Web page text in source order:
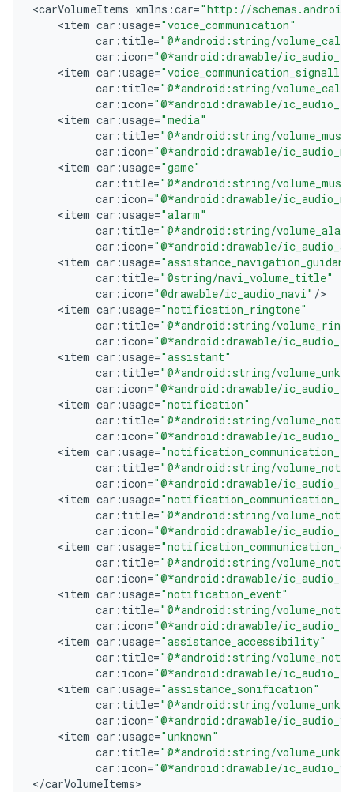
<carVolumeItems xmlns :car="http://
<item car :usage="voice_communication"
car : title="@*android:string/volume_call"
car : icon="@*android:drawable/
<item car :usage=
car : title="@*android:string/volume_call"
car : icon="@*android:drawable/
<item car :usage="media"
car : title="@*android:string/
car : icon="@*android:drawable/
<item car :usage="game"
car : title="@*android:string/
car : icon="@*android:drawable/
<item car :usage="alarm"
car : title="@*android:string/
car : icon="@*android:drawable/
<item car :usage=
car : title="@string/navi_volume_title"
car : icon="@drawable/ic_audio_navi" /
<item car :usage="notification_ringtone"
car : title="@*android:string/
car : icon="@*android:drawable/
<item car :usage="assistant"
car : title="@*android:string/
car : icon="@*android:drawable/
<item car :usage="notification"
car : title="@*android:string/
car : icon="@*android:drawable/
<item car :usage=
car : title="@*android:string/
car : icon="@*android:drawable/
<item car :usage=
car : title="@*android:string/
car : icon="@*android:drawable/
<item car :usage=
car : title="@*android:string/
car : icon="@*android:drawable/
<item car :usage="notification_event"
car : title="@*android:string/
car : icon="@*android:drawable/
<item car :usage="assistance_accessibility"
car : title="@*android:string/
car : icon="@*android:drawable/
<item car :usage="assistance_sonification"
car : title="@*android:string/
car : icon="@*android:drawable/
<item car :usage="unknown"
car : title="@*android:string/
car : icon="@*android:drawable/
</carVolumeItems